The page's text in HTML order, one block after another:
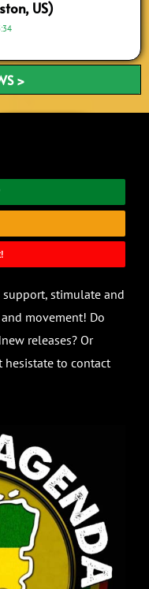
US)
>
stimulate and
movement! Do
releases? Or
hesistate to contact